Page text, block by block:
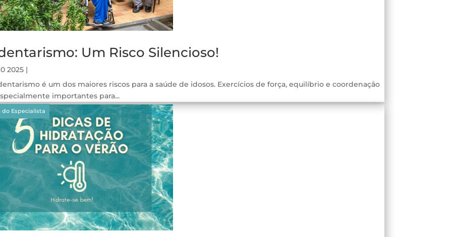
Um Risco Silencioso!
2025 |
é um dos maiores riscos para a saúde de idosos. Exercícios de força, equilíbrio e coordenação
importantes para...
do Especialista